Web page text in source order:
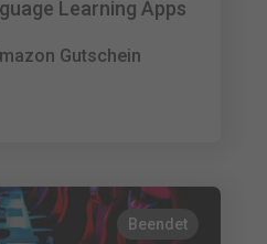
Learning Apps
Gutschein
Beendet